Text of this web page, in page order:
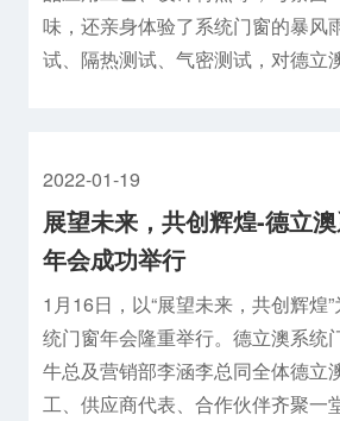
味，还亲身体验了系统门窗的暴风
试、隔热测试、气密测试，对德立澳
2022-01-19
展望未来，共创辉煌-德立
年会成功举行
1月16日，以“展望未来，共创辉煌
统门窗年会隆重举行。德立澳系统
牛总及营销部李涵李总同全体德立
工、供应商代表、合作伙伴齐聚一